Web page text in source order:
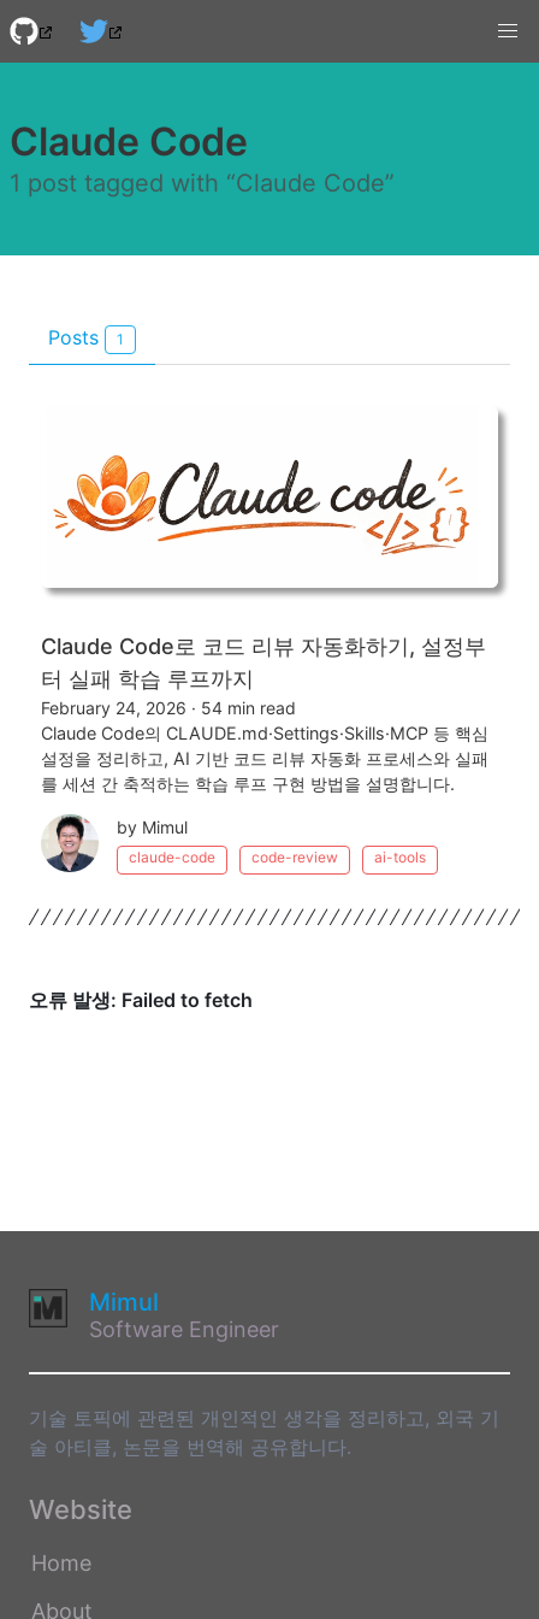
Claude Code
1 post tagged with “Claude Code”
Posts 1
Claude Code로 코드 리뷰 자동화하기, 설정부
터 실패 학습 루프까지
February 24, 2026 · 54 min read
Claude Code의 CLAUDE.md·Settings·Skills·MCP 등 핵심
설정을 정리하고, AI 기반 코드 리뷰 자동화 프로세스와 실패
를 세션 간 축적하는 학습 루프 구현 방법을 설명합니다.
by Mimul
claude-code code-review ai-tools
Mimul
Software Engineer
기술 토픽에 관련된 개인적인 생각을 정리하고, 외국 기
술 아티클, 논문을 번역해 공유합니다.
Website
Home
About